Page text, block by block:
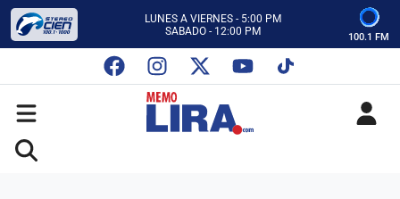
LUNES A VIERNES - 5:00 PM
SABADO - 12:00 PM
CON MEMO LIRA Y SU EQUIPO
LUNES A VIERNES - 5:00 PM
SABADO - 12:00 PM
100.1 FM